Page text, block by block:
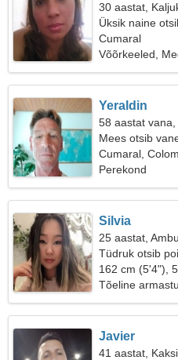
30 aastat,
Üksik naine
Cumaral
Võõrkeeled,
Yeraldin
58 aastat vana,
Mees otsib
Cumaral,
Perekond
Silvia
25 aastat,
Tüdruk otsib
162 cm (5'4"),
Tõeline
Javier
41 aastat,